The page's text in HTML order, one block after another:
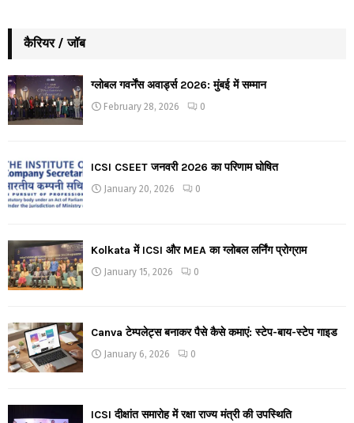
कैरियर / जॉब
ग्लोबल गवर्नेंस अवार्ड्स 2026: मुंबई में सम्मान
February 28, 2026 0
ICSI CSEET जनवरी 2026 का परिणाम घोषित
January 20, 2026 0
Kolkata में ICSI और MEA का ग्लोबल लर्निंग प्रोग्राम
January 15, 2026 0
Canva टेम्पलेट्स बनाकर पैसे कैसे कमाएं: स्टेप-बाय-स्टेप गाइड
January 6, 2026 0
ICSI दीक्षांत समारोह में रक्षा राज्य मंत्री की उपस्थिति